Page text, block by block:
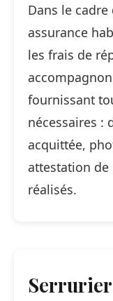
Dans le cadre
assurance
les frais de
fournissant
nécessaires :
acquittée,
attestation
réalisés.